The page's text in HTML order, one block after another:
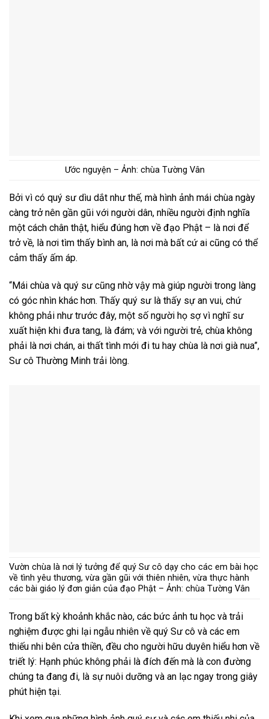
Ước nguyện – Ảnh: chùa Tường Vân
Bởi vì có quý sư dìu dắt như thế, mà hình ảnh mái chùa ngày
càng trở nên gần gũi với người dân, nhiều người định nghĩa
một cách chân thật, hiểu đúng hơn về đạo Phật – là nơi để
trở về, là nơi tìm thấy bình an, là nơi mà bất cứ ai cũng có thể
cảm thấy ấm áp.
“Mái chùa và quý sư cũng nhờ vậy mà giúp người trong làng
có góc nhìn khác hơn. Thấy quý sư là thấy sự an vui, chứ
không phải như trước đây, một số người họ sợ vì nghĩ sư
xuất hiện khi đưa tang, là đám; và với người trẻ, chùa không
phải là nơi chán, ai thất tình mới đi tu hay chùa là nơi già nua”,
Sư cô Thường Minh trải lòng.
Vườn chùa là nơi lý tưởng để quý Sư cô dạy cho các em bài học
về tình yêu thương, vừa gần gũi với thiên nhiên, vừa thực hành
các bài giáo lý đơn giản của đạo Phật – Ảnh: chùa Tường Vân
Trong bất kỳ khoảnh khắc nào, các bức ảnh tu học và trải
nghiệm được ghi lại ngẫu nhiên về quý Sư cô và các em
thiếu nhi bên cửa thiền, đều cho người hữu duyên hiểu hơn về
triết lý: Hạnh phúc không phải là đích đến mà là con đường
chúng ta đang đi, là sự nuôi dưỡng và an lạc ngay trong giây
phút hiện tại.